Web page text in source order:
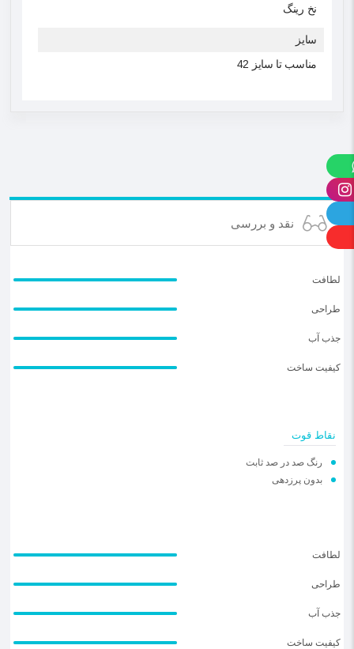
نخ رینگ
سایز
مناسب تا سایز 42
نقد و بررسی
لطافت
طراحی
جذب آب
کیفیت ساخت
نقاط قوت
رنگ صد در صد ثابت
بدون پرزدهی
لطافت
طراحی
جذب آب
کیفیت ساخت